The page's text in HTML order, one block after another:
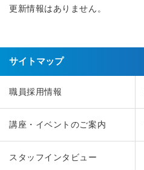
更新情報はありません。
サイトマップ
職員採用情報
講座・イベントのご案内
スタッフインタビュー